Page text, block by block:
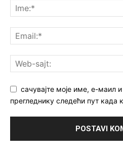
сачувајте моје име, е-маил
прегледнику следећи пут када